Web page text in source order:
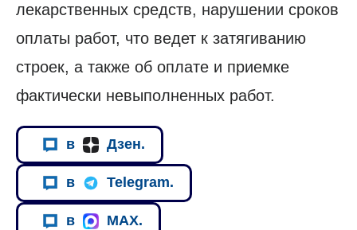
лекарственных средств, нарушении сроков
оплаты работ, что ведет к затягиванию
строек, а также об оплате и приемке
фактически невыполненных работ.
в Дзен.
в Telegram.
в MAX.